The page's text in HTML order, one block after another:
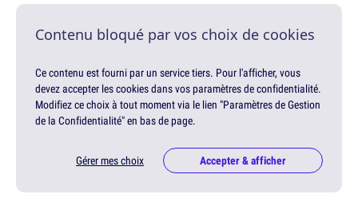
Contenu bloqué par vos choix de cookies
Ce contenu est fourni par un service tiers. Pour l'afficher, vous
devez accepter les cookies dans vos paramètres de confidentialité.
Modifiez ce choix à tout moment via le lien "Paramètres de Gestion
de la Confidentialité" en bas de page.
Gérer mes choix Accepter & afficher